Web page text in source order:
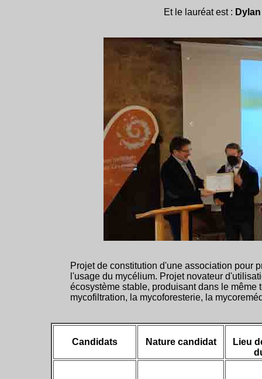
Et le lauréat est :
Projet de constitution d'une association pour
l'usage du mycélium. Projet novateur
écosystème stable, produisant dans le
mycofiltration, la mycoforesterie, la
Candidats Nature candidat
Lieu